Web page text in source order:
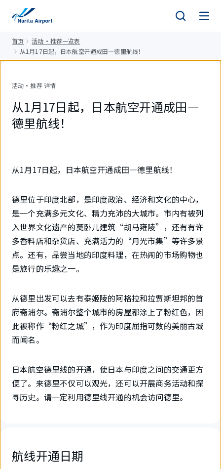
首页
活动・推荐一览表
从1月17日起，日本航空开通成田—德里航线！
活动・推荐 详情
从1月17日起，日本航空开通成田—
德里航线！
从1月17日起，日本航空开通成田—德里航线！
德里位于印度北部，是印度政治、经济和文化的中心，
是一个充满多元文化、精力充沛的大城市。市内有被列
入世界文化遗产的莫卧儿建筑“胡马雍陵”，还有有许
多香料店和杂货店、充满活力的“月光市集”等许多景
点。还有，品尝当地的印度料理，在热闹的市场购物也
是旅行的乐趣之一。
从德里出发可以去有泰姬陵的阿格拉和拉贾斯坦邦的首
府斋浦尔。斋浦尔整个城市的房屋都涂上了粉红色，因
此被称作“粉红之城”，作为印度屈指可数的美丽古城
而闻名。
日本航空德里线的开通，使日本与印度之间的交通更方
便了。来德里不仅可以观光，还可以开展商务活动和探
寻历史。请一定利用德里线开通的机会访问德里。
航线开通日期